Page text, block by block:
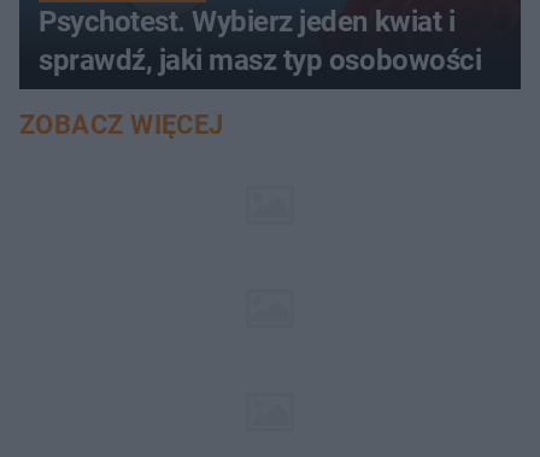
Psychotest. Wybierz jeden kwiat i
sprawdź, jaki masz typ osobowości
ZOBACZ WIĘCEJ